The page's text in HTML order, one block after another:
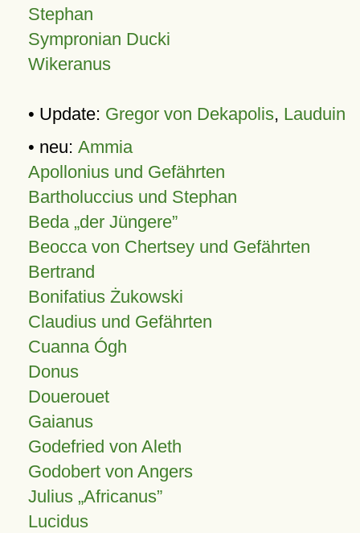
Stephan
Sympronian Ducki
Wikeranus
• Update: Gregor von Dekapolis, Lauduin
• neu: Ammia
Apollonius und Gefährten
Bartholuccius und Stephan
Beda „der Jüngere”
Beocca von Chertsey und Gefährten
Bertrand
Bonifatius Żukowski
Claudius und Gefährten
Cuanna Ógh
Donus
Douerouet
Gaianus
Godefried von Aleth
Godobert von Angers
Julius Africanus
Lucidus